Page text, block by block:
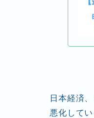
日本経済
悪化 して